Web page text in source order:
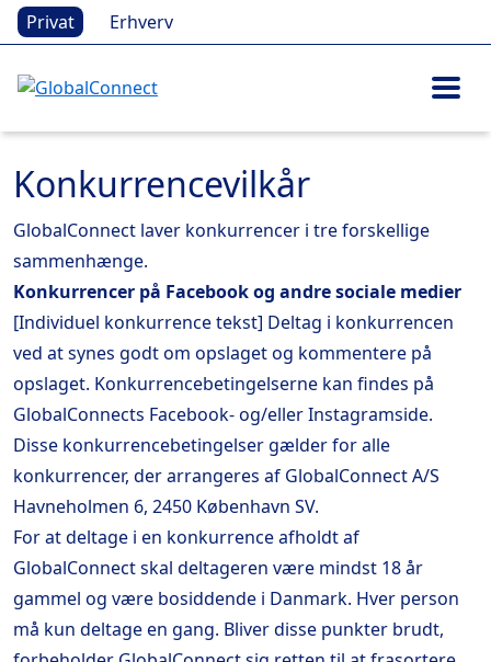
Privat Erhverv
Konkurrencevilkår
GlobalConnect laver konkurrencer i tre forskellige
sammenhænge.
Konkurrencer på Facebook og andre sociale medier
[Individuel konkurrence tekst] Deltag i konkurrencen
ved at synes godt om opslaget og kommentere på
opslaget. Konkurrencebetingelserne kan findes på
GlobalConnects Facebook- og/eller Instagramside.
Disse konkurrencebetingelser gælder for alle
konkurrencer, der arrangeres af GlobalConnect A/S
Havneholmen 6, 2450 København SV.
For at deltage i en konkurrence afholdt af
GlobalConnect skal deltageren være mindst 18 år
gammel og være bosiddende i Danmark. Hver person
må kun deltage en gang. Bliver disse punkter brudt,